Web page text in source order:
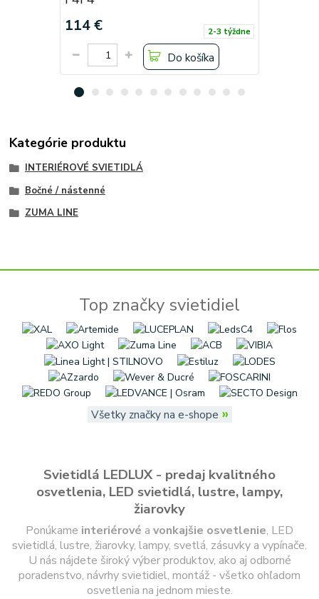
114 € 2-3 týždne
Do košíka
Kategórie produktu
INTERIÉROVÉ SVIETIDLÁ
Bočné / nástenné
ZUMA LINE
Top značky svietidiel
Všetky značky na e-shope »
Svietidlá LEDLUX - predaj kvalitného
osvetlenia, LED svietidlá, lustre, lampy,
žiarovky
Ponúkame interiérové a vonkajšie osvetlenie, LED
svietidlá, lustre, žiarovky, lampy, svetlá, zásuvky a vypínače.
U nás nájdete široký výber produktov, ako aj odborné
poradenstvo, návrhy svietidiel, montáž - všetko ohľadom
osvetlenia na jednom mieste.